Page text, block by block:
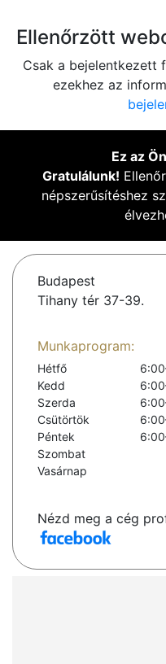
Ellenőrzött
Csak a bejelentkezett
ezekhez az
Ez az
Gratulálunk!
népszerűsítéshez
Budapest
Tihany tér 37-39.
Munkaprogram:
Hétfő
Kedd
Szerda
Csütörtök
Péntek
Szombat
Vasárnap
Nézd meg a cég